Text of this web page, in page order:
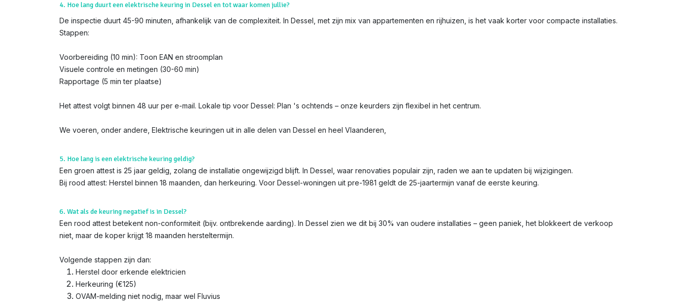
4. Hoe lang duurt een elektrische keuring in Dessel en tot waar komen jullie?
De inspectie duurt 45-90 minuten, afhankelijk van de complexiteit. In Dessel, met zijn mix van appartementen en rijhuizen, is het vaak korter voor compacte installaties.
Stappen:
Voorbereiding (10 min): Toon EAN en stroomplan
Visuele controle en metingen (30-60 min)
Rapportage (5 min ter plaatse)
Het attest volgt binnen 48 uur per e-mail. Lokale tip voor Dessel: Plan 's ochtends – onze keurders zijn flexibel in het centrum.
We voeren, onder andere, Elektrische keuringen uit in alle delen van Dessel en heel Vlaanderen,
5. Hoe lang is een elektrische keuring geldig?
Een groen attest is 25 jaar geldig, zolang de installatie ongewijzigd blijft. In Dessel, waar renovaties populair zijn, raden we aan te updaten bij wijzigingen.
Bij rood attest: Herstel binnen 18 maanden, dan herkeuring. Voor Dessel-woningen uit pre-1981 geldt de 25-jaartermijn vanaf de eerste keuring.
6. Wat als de keuring negatief is in Dessel?
Een rood attest betekent non-conformiteit (bijv. ontbrekende aarding). In Dessel zien we dit bij 30% van oudere installaties – geen paniek, het blokkeert de verkoop
niet, maar de koper krijgt 18 maanden hersteltermijn.
Volgende stappen zijn dan:
Herstel door erkende elektricien
Herkeuring (€125)
OVAM-melding niet nodig, maar wel Fluvius